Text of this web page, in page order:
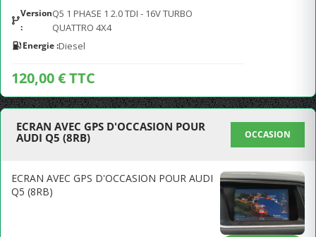
Version
:
Q5 1 PHASE 1 2.0 TDI - 16V TURBO
QUATTRO 4X4
Energie :Diesel
120,00 € TTC
ECRAN AVEC GPS D'OCCASION POUR
AUDI Q5 (8RB)
OCCASION
ECRAN AVEC GPS D'OCCASION POUR AUDI
Q5 (8RB)